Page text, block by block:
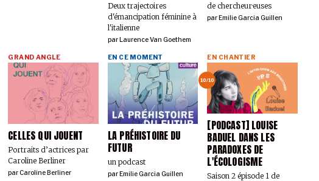
Deux trajectoires
d'émancipation féminine à
l'italienne
par Laurence Van Goethem
de chercheur·euses
parEmilie Garcia Guillen
CELLES QUI JOUENT
Portraits d’actrices par
Caroline Berliner
GRAND ANGLE
parCaroline Berliner
LA PRÉHISTOIRE DU
FUTUR
un podcast
EN CE MOMENT
parEmilie Garcia Guillen
10/10
[PODCAST] LOUISE
BADUEL DANS LES
PARADOXES DE
L'ÉCOLOGISME
Saison 2 épisode 1 de
EN CHANTIER